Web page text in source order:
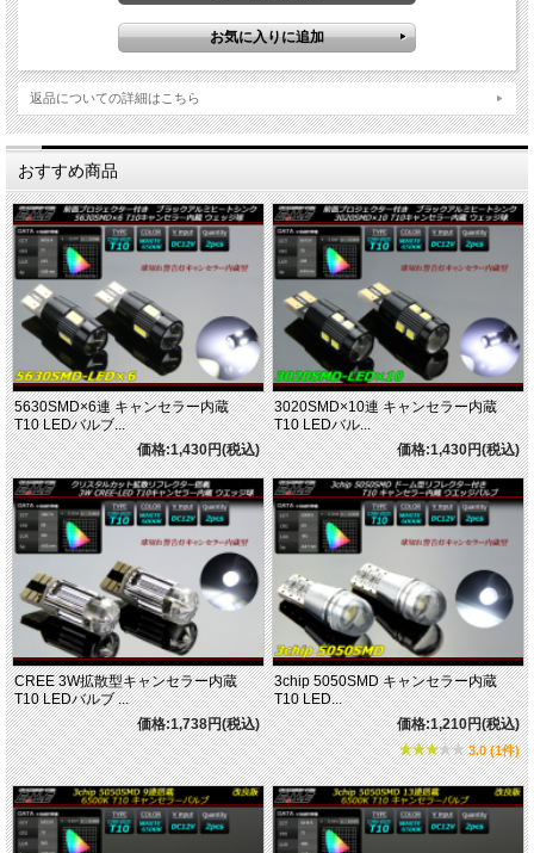
返品についての詳細はこちら
おすすめ商品
5630SMD×6連 キャンセラー内蔵
T10 LEDバルブ...
価格:1,430円(税込)
3020SMD×10連 キャンセラー内蔵
T10 LEDバル...
価格:1,430円(税込)
CREE 3W拡散型キャンセラー内蔵
T10 LEDバルブ ...
価格:1,738円(税込)
3chip 5050SMD キャンセラー内蔵
T10 LED...
価格:1,210円(税込)
3.0 (1件)